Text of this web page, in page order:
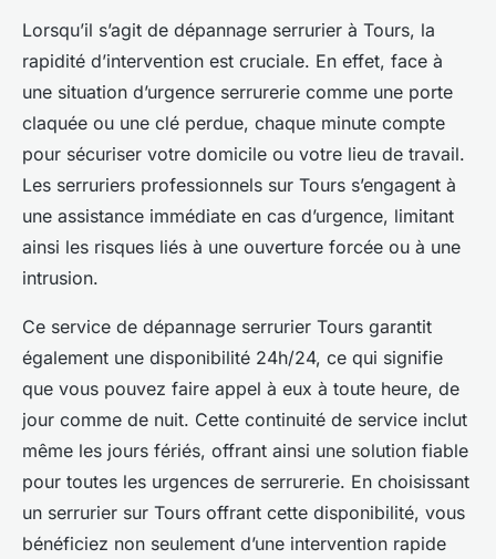
Lorsqu’il s’agit de dépannage serrurier à Tours, la
rapidité d’intervention est cruciale. En effet, face à
une situation d’urgence serrurerie comme une porte
claquée ou une clé perdue, chaque minute compte
pour sécuriser votre domicile ou votre lieu de travail.
Les serruriers professionnels sur Tours s’engagent à
une assistance immédiate en cas d’urgence, limitant
ainsi les risques liés à une ouverture forcée ou à une
intrusion.
Ce service de dépannage serrurier Tours garantit
également une disponibilité 24h/24, ce qui signifie
que vous pouvez faire appel à eux à toute heure, de
jour comme de nuit. Cette continuité de service inclut
même les jours fériés, offrant ainsi une solution fiable
pour toutes les urgences de serrurerie. En choisissant
un serrurier sur Tours offrant cette disponibilité, vous
bénéficiez non seulement d’une intervention rapide